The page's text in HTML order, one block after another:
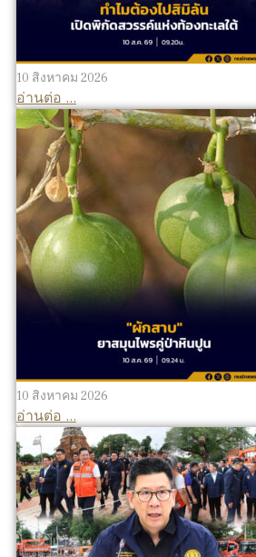
10 สิงหาคม 2026
อ่านต่อ ...
10 สิงหาคม 2026
อ่านต่อ ...